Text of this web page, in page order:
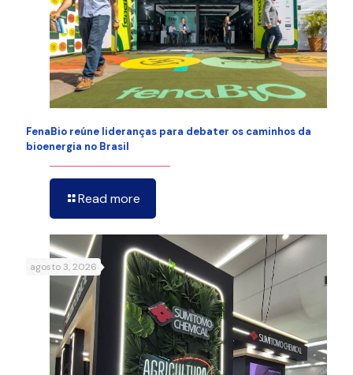
FenaBio reúne lideranças para debater os caminhos da
bioenergia no Brasil
Read more
agosto 3, 2026